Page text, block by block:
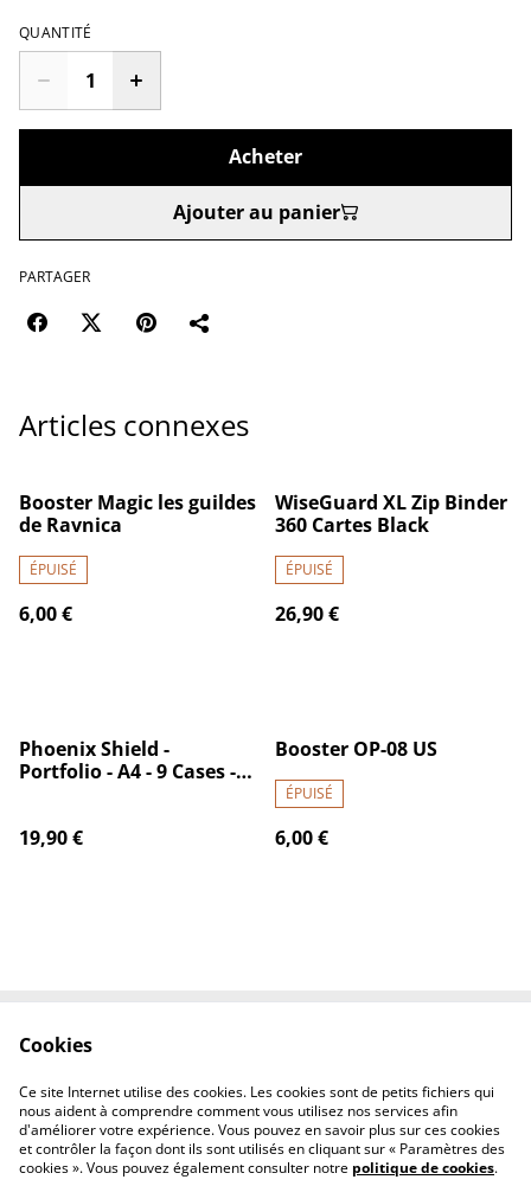
QUANTITÉ
Acheter
Ajouter au panier
PARTAGER
Articles connexes
Booster Magic les guildes
de Ravnica
ÉPUISÉ
6,00 €
WiseGuard XL Zip Binder
360 Cartes Black
ÉPUISÉ
26,90 €
Phoenix Shield -
Portfolio - A4 - 9 Cases -
19,90 €
Booster OP-08 US
ÉPUISÉ
6,00 €
Politique de
confidentialité
Politique de cookies
Cookies
Ce site Internet utilise des cookies. Les cookies sont de petits fichiers qui
nous aident à comprendre comment vous utilisez nos services afin
d'améliorer votre expérience. Vous pouvez en savoir plus sur ces cookies
et contrôler la façon dont ils sont utilisés en cliquant sur « Paramètres des
cookies ». Vous pouvez également consulter notre politique de cookies.